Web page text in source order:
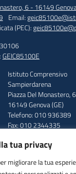
tua privacy
migliorare la tua
6 - 16149
Email:
(PEC):
GEIC85100E
Istituto Comprensivo
Sampierdarena
Piazza Del Monastero, 6
16149 Genova (GE)
Telefono: 010 936389
Fax: 010 2344335
PEC:
95159930106